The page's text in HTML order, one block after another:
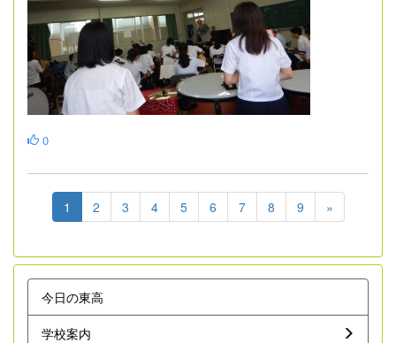
0
1 2 3 4 5 6 7 8 9 »
今日の東高
学校案内